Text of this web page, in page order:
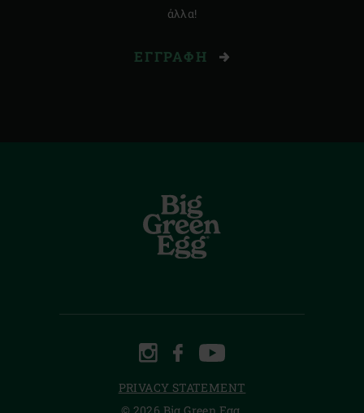
άλλα!
ΕΓΓΡΑΦΉ
INSTAGRAM
FACEBOOKYOUTUBE
PRIVACY STATEMENT